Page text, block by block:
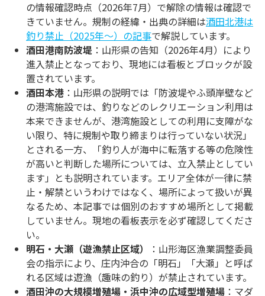
の情報確認時点（2026年7月）で解除の情報は確認で
きていません。規制の経緯・出典の詳細は酒田北港は
釣り禁止（2025年〜）の記事で解説しています。
酒田港南防波堤 ：山形県の告知（2026年4月）により
進入禁止となっており、現地には看板とブロックが設
置されています。
酒田本港 ：山形県の説明では「防波堤やふ頭岸壁など
の港湾施設では、釣りなどのレクリエーション利用は
本来できませんが、港湾施設としての利用に支障がな
い限り、特に規制や取り締まりは行っていない状況」
とされる一方、「釣り人が海中に転落する等の危険性
が高いと判断した場所については、立入禁止としてい
ます」とも説明されています。エリア全体が一律に禁
止・解禁というわけではなく、場所によって扱いが異
なるため、本記事では個別のおすすめ場所として掲載
していません。現地の看板表示を必ず確認してくださ
い。
明石・大瀬（遊漁禁止区域）
：山形海区漁業調整委員
会の指示により、庄内沖合の「明石」「大瀬」と呼ば
れる区域は遊漁（趣味の釣り）が禁止されています。
酒田沖の大規模増殖場・浜中沖の広域型増殖場 ：マダ